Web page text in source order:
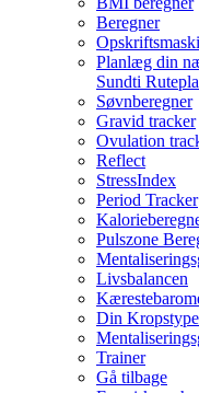
Beregner
Planlæg din
Sundti
Søvnberegner
Gravid tracker
Ovulation
Reflect
StressIndex
Period Tracker
Pulszone
Livsbalancen
Din
Trainer
Gå tilbage